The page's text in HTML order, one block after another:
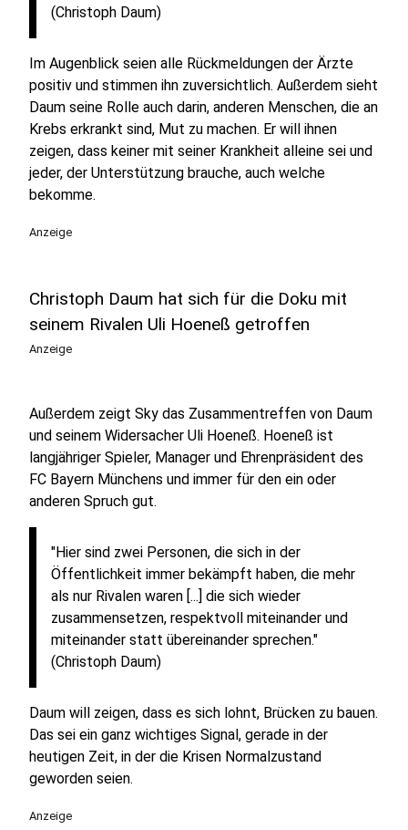
(Christoph Daum)
Im Augenblick seien alle Rückmeldungen der Ärzte
positiv und stimmen ihn zuversichtlich. Außerdem sieht
Daum seine Rolle auch darin, anderen Menschen, die an
Krebs erkrankt sind, Mut zu machen. Er will ihnen
zeigen, dass keiner mit seiner Krankheit alleine sei und
jeder, der Unterstützung brauche, auch welche
bekomme.
Anzeige
Christoph Daum hat sich für die Doku mit
seinem Rivalen Uli Hoeneß getroffen
Anzeige
Außerdem zeigt Sky das Zusammentreffen von Daum
und seinem Widersacher Uli Hoeneß. Hoeneß ist
langjähriger Spieler, Manager und Ehrenpräsident des
FC Bayern Münchens und immer für den ein oder
anderen Spruch gut.
"Hier sind zwei Personen, die sich in der
Öffentlichkeit immer bekämpft haben, die mehr
als nur Rivalen waren [...] die sich wieder
zusammensetzen, respektvoll miteinander und
miteinander statt übereinander sprechen."
(Christoph Daum)
Daum will zeigen, dass es sich lohnt, Brücken zu bauen.
Das sei ein ganz wichtiges Signal, gerade in der
heutigen Zeit, in der die Krisen Normalzustand
geworden seien.
Anzeige